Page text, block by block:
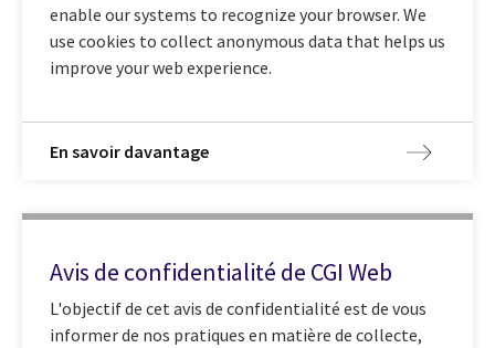
enable our systems to recognize your browser. We
use cookies to collect anonymous data that helps us
improve your web experience.
En savoir davantage
Avis de confidentialité de CGI Web
L'objectif de cet avis de confidentialité est de vous
informer de nos pratiques en matière de collecte,